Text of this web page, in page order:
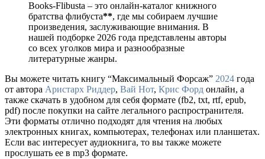
Books-Flibusta – это онлайн-каталог книжного
братства флибуста**, где мы собираем лучшие
произведения, заслуживающие внимания. В
нашей подборке 2026 года представлены авторы
со всех уголков мира и разнообразные
литературные жанры.
Вы можете читать книгу “Максимальный Форсаж” 2024 года
от автора Аристарх Риддер, Вай Нот, Крис Форд онлайн, а
также скачать в удобном для себя формате (fb2, txt, rtf, epub,
pdf) после покупки на сайте легального распространителя.
Эти форматы отлично подходят для чтения на любых
электронных книгах, компьютерах, телефонах или планшетах.
Если вас интересует аудиокнига, то вы также можете
прослушать ее в mp3 формате.